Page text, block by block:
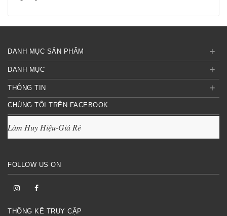
DANH MỤC SẢN PHẨM +
DANH MỤC +
THÔNG TIN +
CHÚNG TÔI TRÊN FACEBOOK
Làm Huy Hiệu-Giá Rẻ
FOLLOW US ON
THỐNG KÊ TRUY CẬP